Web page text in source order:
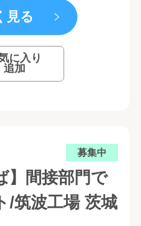
見る
に入り
追加
募集中
】間接部門で
/筑波工場 茨城